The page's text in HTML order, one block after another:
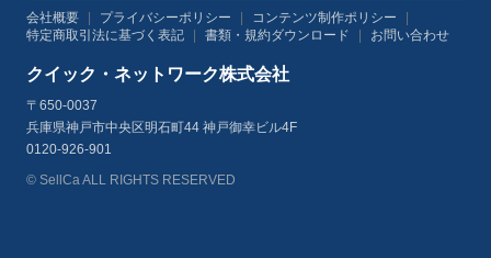
会社概要 プライバシーポリシー コンテンツ制作ポリシー
特定商取引法に基づく表記
書類・規約ダウンロード お問い合わせ
クイック・ネットワーク株式会社
〒650-0037
兵庫県神戸市中央区明石町44 神戸御幸ビル4F
0120-926-901
© SellCa ALL RIGHTS RESERVED